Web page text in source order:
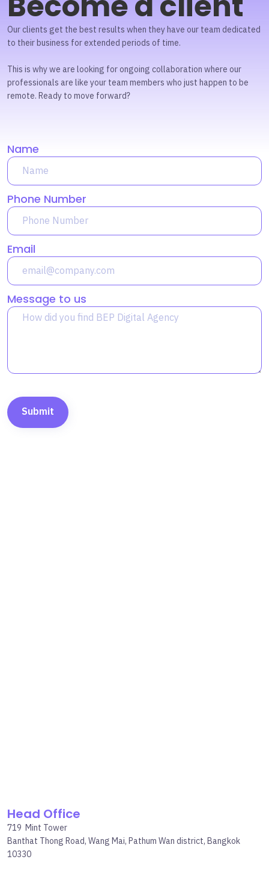
Our clients get the best results when they have our team dedicated
to their business for extended periods of time.
This is why we are looking for ongoing collaboration where our
professionals are like your team members who just happen to be
remote. Ready to move forward?
Name
Phone Number
Email
Message to us
Head Office
719 Mint Tower
Banthat Thong Road, Wang Mai, Pathum Wan district, Bangkok
10330